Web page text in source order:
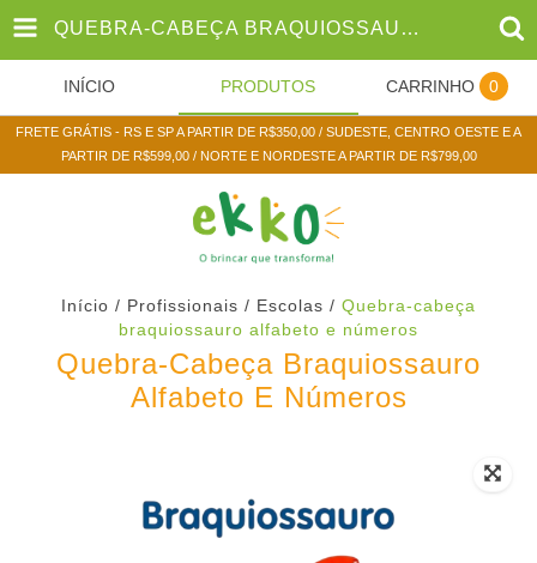
QUEBRA-CABEÇA BRAQUIOSSAURO ALFABETO E NÚMEROS
INÍCIO PRODUTOS CARRINHO 0
FRETE GRÁTIS - RS E SP A PARTIR DE R$350,00 / SUDESTE, CENTRO OESTE E A
PARTIR DE R$599,00 / NORTE E NORDESTE A PARTIR DE R$799,00
Início / Profissionais / Escolas / Quebra-cabeça
braquiossauro alfabeto e números
Quebra-Cabeça Braquiossauro
Alfabeto E Números